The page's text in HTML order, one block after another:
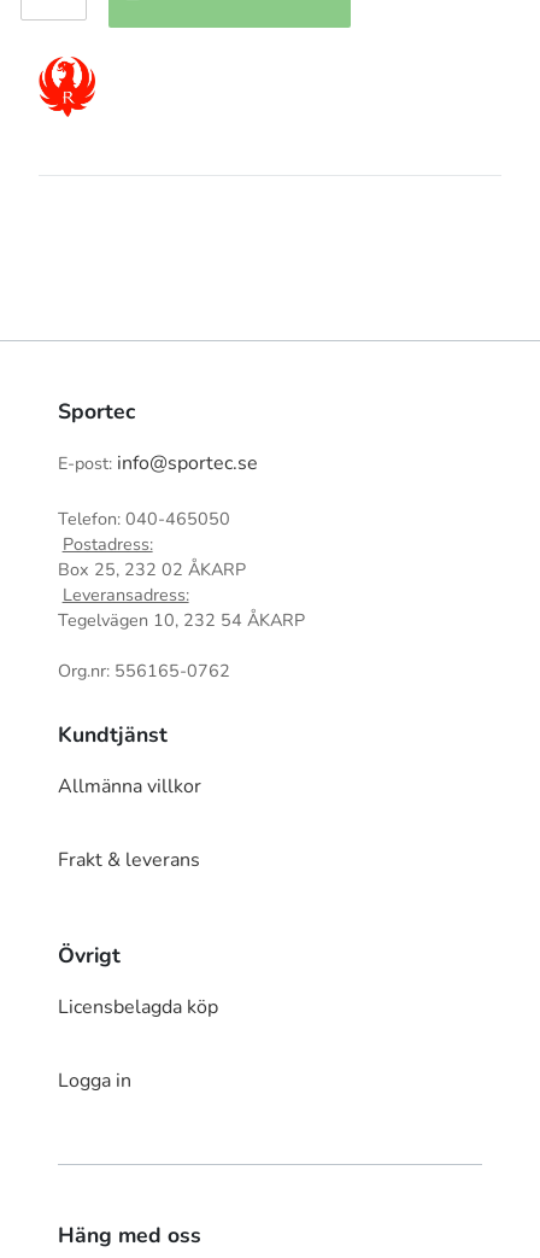
Sportec
E-post: info@sportec.se
Telefon: 040-465050
Postadress:
Box 25, 232 02 ÅKARP
Leveransadress:
Tegelvägen 10, 232 54 ÅKARP
Org.nr: 556165-0762
Kundtjänst
Allmänna villkor
Frakt & leverans
Övrigt
Licensbelagda köp
Logga in
Häng med oss